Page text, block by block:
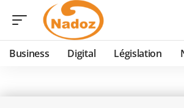
Business Digital Législation